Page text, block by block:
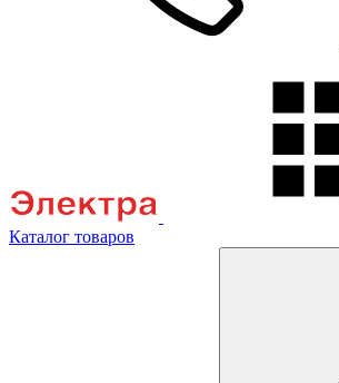
Каталог товаров